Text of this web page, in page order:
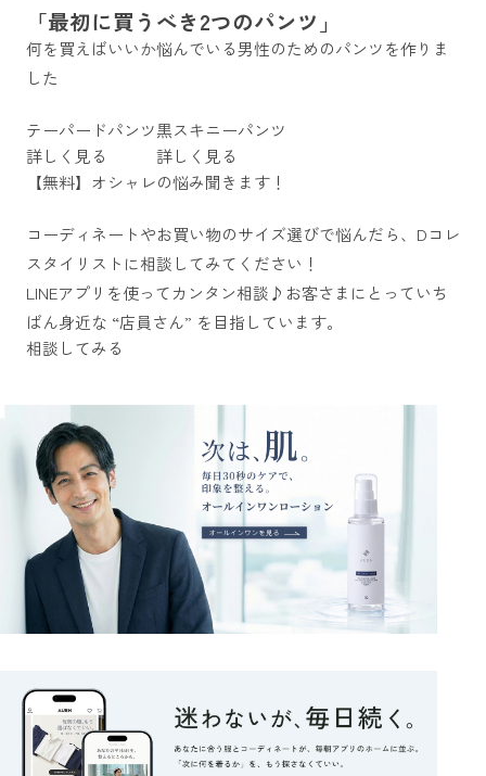
「最初に買うべき2つのパンツ」
何を買えばいいか悩んでいる男性のためのパンツを作りま
した
テーパードパンツ
詳しく見る
黒スキニーパンツ
詳しく見る
【無料】オシャレの悩み聞きます！
コーディネートやお買い物のサイズ選びで悩んだら、Dコレ
スタイリストに相談してみてください！
LINEアプリを使ってカンタン相談♪お客さまにとっていち
ばん身近な “店員さん” を目指しています。
相談してみる